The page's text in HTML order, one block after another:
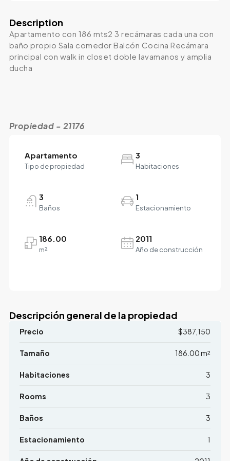
Description
Apartamento con 186 mts2 3 recámaras cada una con
baño propio Sala comedor Balcón Cocina Recámara
principal con walk in closet doble lavamanos y amplia
ducha
Propiedad - 21176
Apartamento
Tipo de propiedad
3
Habitaciones
3
Baños
1
Estacionamiento
186.00
m²
2011
Año de construcción
Descripción general de la propiedad
Precio $387,150
Tamaño 186.00 m²
Habitaciones 3
Rooms 3
Baños 3
Estacionamiento 1